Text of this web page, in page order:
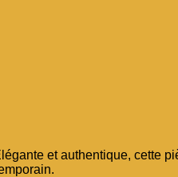
et authentique, cette